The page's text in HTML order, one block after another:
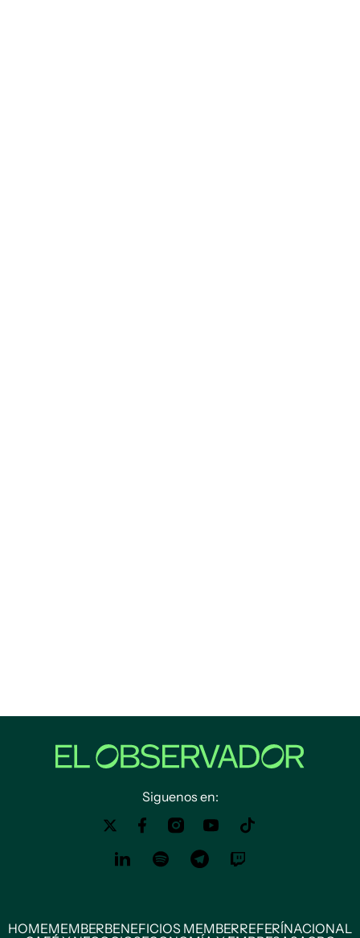
Siguenos en:
HOMEMEMBERBENEFICIOS MEMBERREFERÍNACIONAL